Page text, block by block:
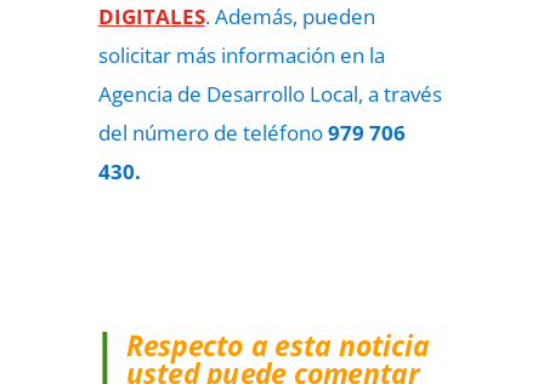
DIGITALES. Además, pueden
solicitar más información en la
Agencia de Desarrollo Local, a través
del número de teléfono979 706
430.
Respecto a esta noticia
usted puede comentar